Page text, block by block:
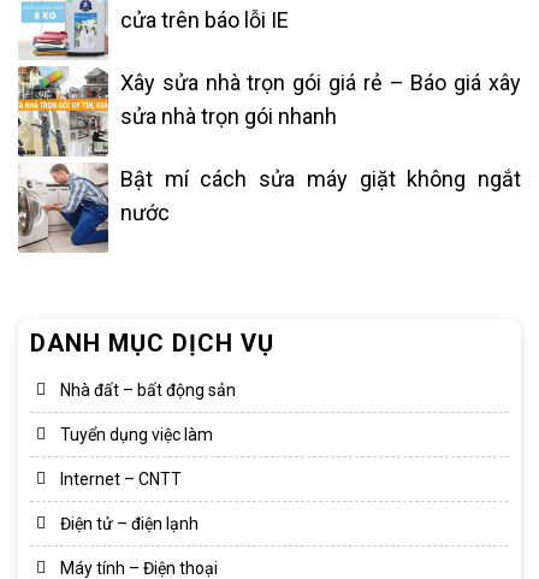
DANH MỤC DỊCH VỤ
Nhà đất – bất động sản
Tuyển dụng việc làm
Internet – CNTT
Điện tử – điện lạnh
Máy tính – Điện thoại
cửa trên báo lỗi IE
Xây sửa nhà trọn gói giá rẻ – Báo giá xây
sửa nhà trọn gói nhanh
Bật mí cách sửa máy giặt không ngắt
nước